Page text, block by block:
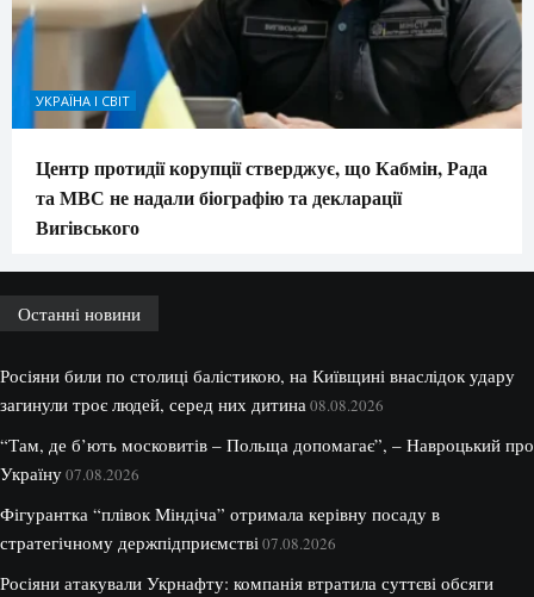
УКРАЇНА І СВІТ
Центр протидії корупції стверджує, що Кабмін, Рада
та МВС не надали біографію та декларації
Вигівського
Останні новини
Росіяни били по столиці балістикою, на Київщині внаслідок удару
загинули троє людей, серед них дитина08.08.2026
“Там, де б’ють московитів – Польща допомагає”, – Навроцький про
Україну07.08.2026
Фігурантка “плівок Міндіча” отримала керівну посаду в
стратегічному держпідприємстві07.08.2026
Росіяни атакували Укрнафту: компанія втратила суттєві обсяги